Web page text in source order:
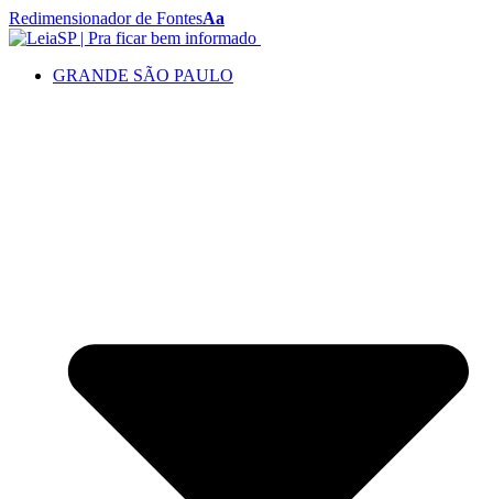
Redimensionador de FontesAa
GRANDE SÃO PAULO